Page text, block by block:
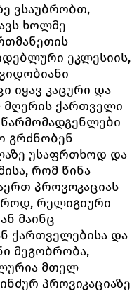
ვსაუბრობთ,
ხოლმე
ეკლესიის,
იყავ კაცური და
მღერის ქართველი
გრძნობენ
უსაფრთხოდ და
რომ წინა
პროვოკაციას
რელიგიური
მაინც
ქართველებისა და
მეგობრობა,
მთელ
პროვიკაციაზე